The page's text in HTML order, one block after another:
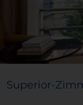
Superior-